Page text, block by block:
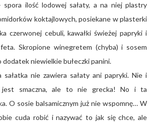
spora ilość lodowej sałaty, a na niej plastry
koktajlowych, posiekane w plasterki
czerwonej cebuli, kawałki świeżej papryki i
Skropione winegretem (chyba) i sosem
dodatek niewielkie bułeczki panini.
sałatka nie zawiera sałaty ani papryki. Nie i
jest smaczna, ale to nie grecka! No i ta
O sosie balsamicznym już nie wspomnę… W
cuda robić i nazywać to jak się chce, ale